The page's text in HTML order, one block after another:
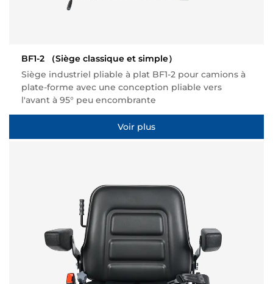
BF1-2
（Siège classique et simple）
Siège industriel pliable à plat BF1-2 pour camions à
plate-forme avec une conception pliable vers
l'avant à 95° peu encombrante
Voir plus